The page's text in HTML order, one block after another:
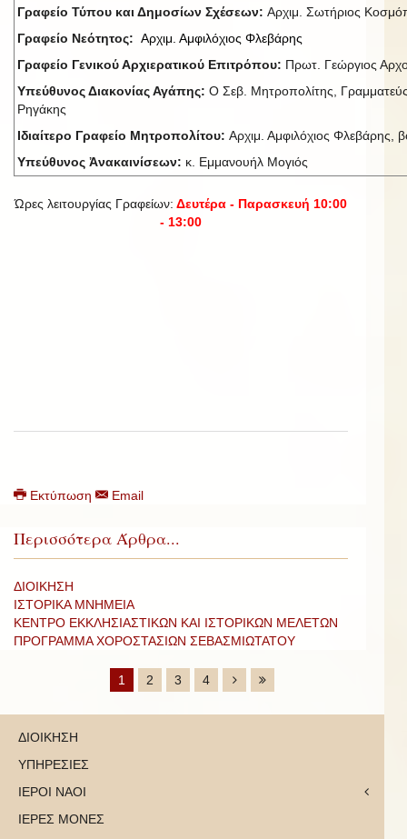
Γραφείο Τύπου και Δημοσίων Σχέσεων: Αρχιμ. Σωτήριος
Γραφείο Νεότητος: Αρχιμ. Αμφιλόχιος Φλεβάρης
Γραφείο Γενικού Αρχιερατικού Επιτρόπου: Πρωτ. Γεώργιος
Υπεύθυνος Διακονίας Αγάπης: Ο Σεβ. Μητροπολίτης,
Ρηγάκης
Ιδιαίτερο Γραφείο Μητροπολίτου: Αρχιμ. Αμφιλόχιος Φλεβάρης,
Υπεύθυνος Ἀνακαινίσεων: κ. Εμμανουήλ Μογιός
Ώρες λειτουργίας Γραφείων: Δευτέρα - Παρασκευή 10:00
- 13:00
Εκτύπωση Email
Περισσότερα Άρθρα...
ΔΙΟΙΚΗΣΗ
ΙΣΤΟΡΙΚΑ ΜΝΗΜΕΙΑ
ΚΕΝΤΡΟ ΕΚΚΛΗΣΙΑΣΤΙΚΩΝ ΚΑΙ ΙΣΤΟΡΙΚΩΝ ΜΕΛΕΤΩΝ
ΠΡΟΓΡΑΜΜΑ ΧΟΡΟΣΤΑΣΙΩΝ ΣΕΒΑΣΜΙΩΤΑΤΟΥ
1 2 3 4
ΔΙΟΙΚΗΣΗ
ΥΠΗΡΕΣΙΕΣ
ΙΕΡΟΙ ΝΑΟΙ
ΙΕΡΕΣ ΜΟΝΕΣ